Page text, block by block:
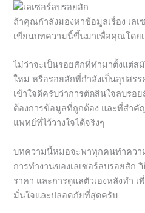
ไม่ว่าจะเป็นรอยสักที่ทำมาตั้งแต่ส
ใหม่ หรือรอยสักที่กำลังเป็นอุปสรร
ต้องการข้อมูลที่ถูกต้อง และที่สำคั
แพทย์ที่ไว้วางใจได้จริงๆ
บทความนี้หมอจะพาทุกคนทำควา
การทำงานของเลเซอร์ลบรอยสัก
มั่นใจและปลอดภัยที่สุดครับ
ที่ Onewan Clinic วันวาน คลินิกค
ท่านด้วย Picoway Laser เทคโนโ